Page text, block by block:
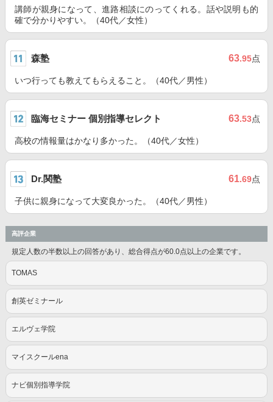
講師が親身になって、進路相談にのってくれる。話や説明も的
確で分かりやすい。（40代／女性）
森塾 63.95点
いつ行っても教えてもらえること。（40代／男性）
臨海セミナー 個別指導セレクト 63.53点
高校の情報量はかなり多かった。（40代／女性）
Dr.関塾 61.69点
子供に親身になって大変良かった。（40代／男性）
高評企業
規定人数の半数以上の回答があり、総合得点が60.0点以上の企業です。
TOMAS
創英ゼミナール
エルヴェ学院
マイスクールena
ナビ個別指導学院